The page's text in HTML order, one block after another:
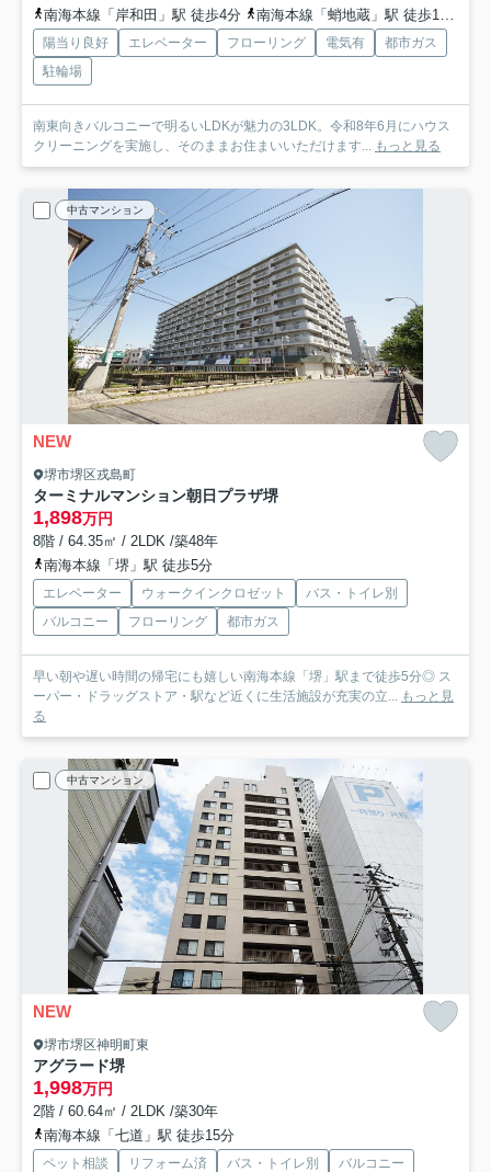
南海本線「岸和田」駅 徒歩4分
南海本線「蛸地蔵」駅 徒歩12分
陽当り良好 エレベーター フローリング 電気有
都市ガス
駐輪場
南東向きバルコニーで明るいLDKが魅力の3LDK。令和8年6月にハウス
クリーニングを実施し、そのままお住まいいただけます...
もっと見る
中古マンション
NEW
堺市堺区戎島町
ターミナルマンション朝日プラザ堺
1,898万円
8階 / 64.35㎡ / 2LDK /築48年
南海本線「堺」駅 徒歩5分
エレベーター ウォークインクロゼット
バス・トイレ別
バルコニー
フローリング 都市ガス
早い朝や遅い時間の帰宅にも嬉しい南海本線「堺」駅まで徒歩5分◎ ス
ーパー・ドラッグストア・駅など近くに生活施設が充実の立...
もっと見
る
中古マンション
NEW
堺市堺区神明町東
アグラード堺
1,998万円
2階 / 60.64㎡ / 2LDK /築30年
南海本線「七道」駅 徒歩15分
ペット相談 リフォーム済 バス・トイレ別
バルコニー